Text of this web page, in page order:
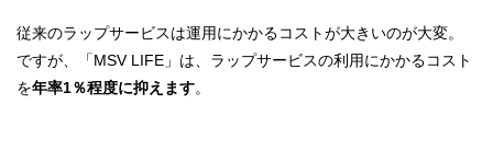
従来のラップサービスは運用にかかるコストが大きいのが大変。
ですが、「MSV LIFE」は、ラップサービスの利用にかかるコスト
を年率1％程度に抑えます。